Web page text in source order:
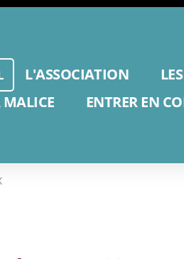
L'ASSOCIATION
MALICE
ENTRER EN